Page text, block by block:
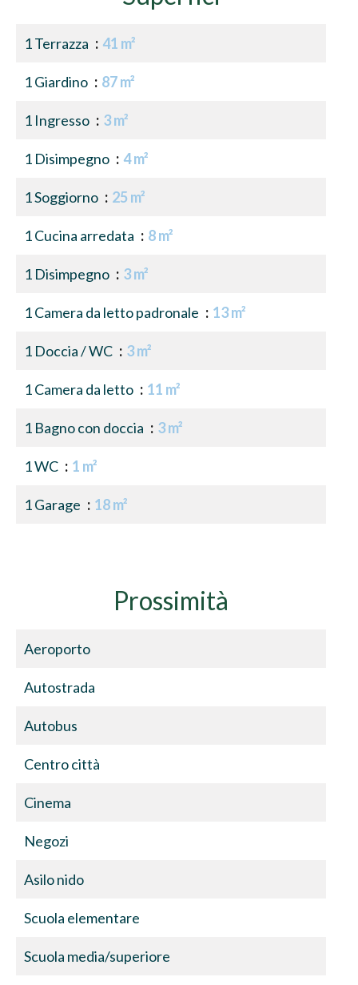
1 Terrazza 41 m²
1 Giardino 87 m²
1 Ingresso 3 m²
1 Disimpegno 4 m²
1 Soggiorno 25 m²
1 Cucina arredata 8 m²
1 Disimpegno 3 m²
1 Camera da letto padronale 13 m²
1 Doccia / WC 3 m²
1 Camera da letto 11 m²
1 Bagno con doccia 3 m²
1 WC 1 m²
1 Garage 18 m²
Prossimità
Aeroporto
Autostrada
Autobus
Centro città
Cinema
Negozi
Asilo nido
Scuola elementare
Scuola media/superiore